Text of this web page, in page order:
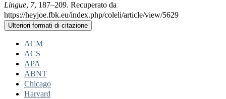
Lingue, 7, 187–209. Recuperato da
https://heyjoe.fbk.eu/index.php/coleli/article/view/5629
Ulteriori formati di citazione
ACM
ACS
APA
ABNT
Chicago
Harvard